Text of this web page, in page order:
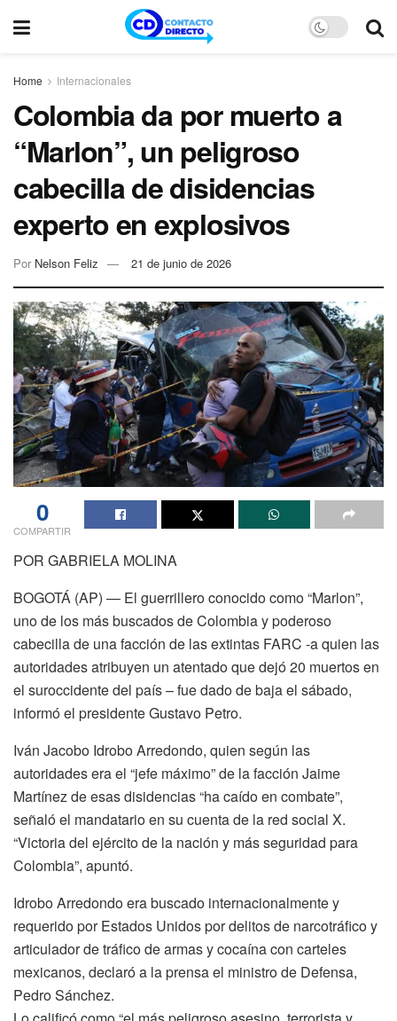
Home Internacionales
Colombia da por muerto a
“Marlon”, un peligroso
cabecilla de disidencias
experto en explosivos
Por Nelson Feliz 21 de junio de 2026
0
COMPARTIR
POR GABRIELA MOLINA
BOGOTÁ (AP) — El guerrillero conocido como “Marlon”,
uno de los más buscados de Colombia y poderoso
cabecilla de una facción de las extintas FARC -a quien las
autoridades atribuyen un atentado que dejó 20 muertos en
el suroccidente del país – fue dado de baja el sábado,
informó el presidente Gustavo Petro.
Iván Jacobo Idrobo Arredondo, quien según las
autoridades era el “jefe máximo” de la facción Jaime
Martínez de esas disidencias “ha caído en combate”,
señaló el mandatario en su cuenta de la red social X.
“Victoria del ejército de la nación y más seguridad para
Colombia”, apuntó.
Idrobo Arredondo era buscado internacionalmente y
requerido por Estados Unidos por delitos de narcotráfico y
articulador de tráfico de armas y cocaína con carteles
mexicanos, declaró a la prensa el ministro de Defensa,
Pedro Sánchez.